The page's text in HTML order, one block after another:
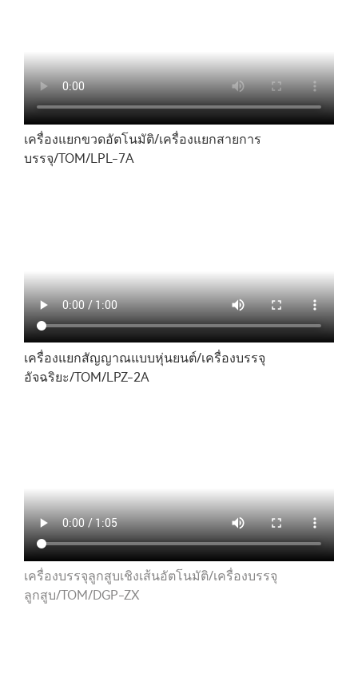
เครื่องแยกขวดอัตโนมัติ/เครื่องแยกสายการ
บรรจุ/TOM/LPL-7A
เครื่องแยกสัญญาณแบบหุ่นยนต์/เครื่องบรรจุ
อัจฉริยะ/TOM/LPZ-2A
เครื่องบรรจุลูกสูบเชิงเส้นอัตโนมัติ/เครื่องบรรจุ
ลูกสูบ/TOM/DGP-ZX